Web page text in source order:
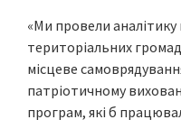
«Ми провели
територіальних
місцеве
патріотичному
програм, які б